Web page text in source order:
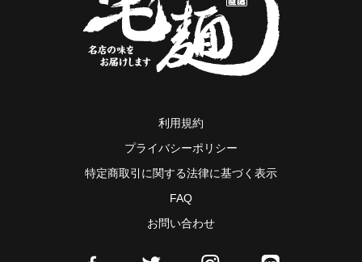
利用規約
プライバシーポリシー
特定商取引に関する法律に基づく表示
FAQ
お問い合わせ